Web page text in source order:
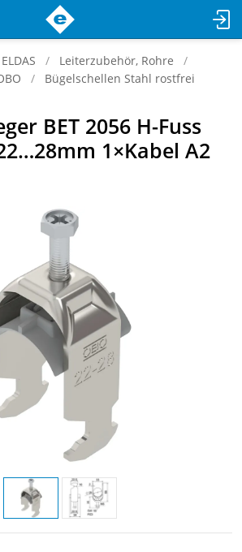
ELDAS
Leiterzubehör, Rohre
Bügelschellen Stahl rostfrei
BET 2056 H-Fuss
1×Kabel A2